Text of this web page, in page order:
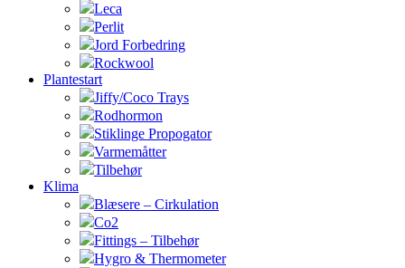
Leca
Perlit
Jord Forbedring
Rockwool
Plantestart
Jiffy/Coco Trays
Rodhormon
Stiklinge Propogator
Varmemåtter
Tilbehør
Klima
Blæsere – Cirkulation
Co2
Fittings – Tilbehør
Hygro & Thermometer